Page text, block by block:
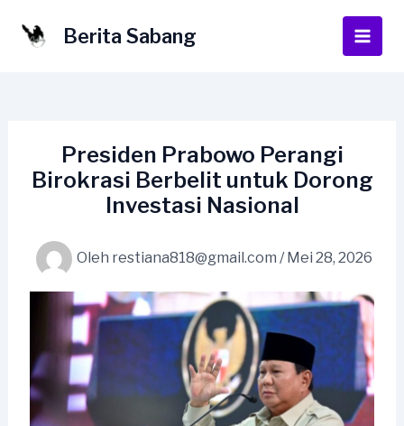
Berita Sabang
Main
Presiden Prabowo Perangi
Birokrasi Berbelit untuk Dorong
Investasi Nasional
Oleh restiana818@gmail.com / Mei 28, 2026